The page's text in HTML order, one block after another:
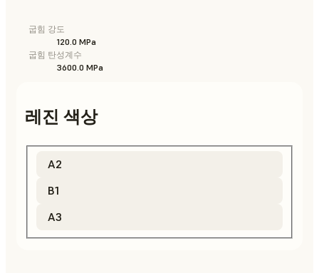
굽힘 강도
120.0 MPa
굽힘 탄성계수
3600.0 MPa
레진 색상
A2
B1
A3